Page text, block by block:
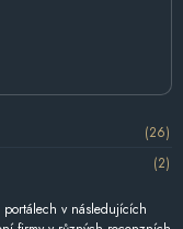
(26)
(2)
v následujících